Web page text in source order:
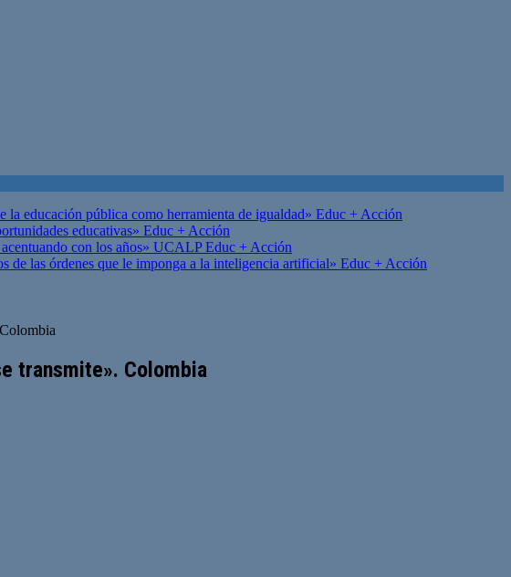
educación pública como herramienta de igualdad» Educ + Acción
educativas» Educ + Acción
con los años» UCALPEduc + Acción
de las órdenes que le imponga a la inteligencia artificial» Educ + Acción
transmite». Colombia